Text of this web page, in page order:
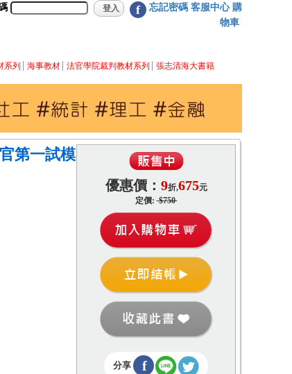
f 忘記密碼 客服中心 購
物車
系列 海事教材 法官學院裁判教材系列 張志清海大書籍
第一試模
優惠價： 9折,675元
定價:$750
分享 f